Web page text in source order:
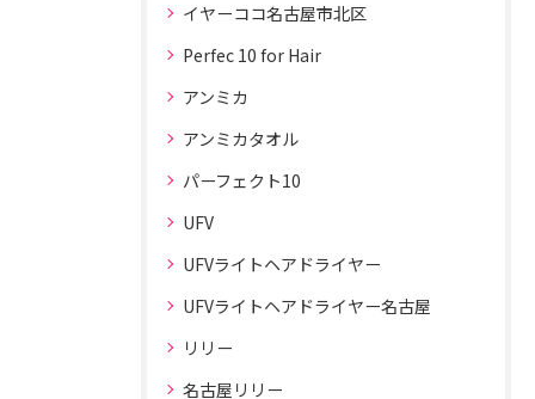
イヤーココ名古屋市北区
Perfec 10 for Hair
アンミカ
アンミカタオル
パーフェクト10
UFV
UFVライトヘアドライヤー
UFVライトヘアドライヤー名古屋
リリー
名古屋リリー